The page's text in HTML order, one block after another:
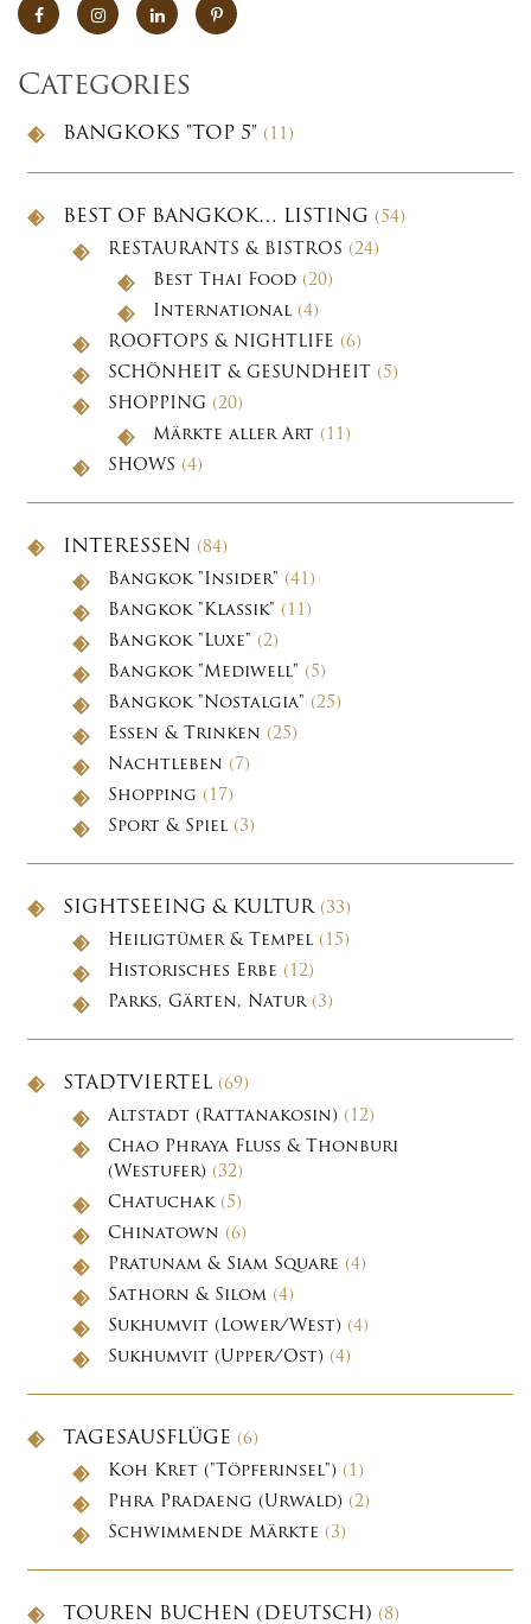
Categories
BANGKOKS "TOP 5" (11)
BEST OF BANGKOK… LISTING (54)
RESTAURANTS & BISTROS (24)
Best Thai Food (20)
International (4)
ROOFTOPS & NIGHTLIFE (6)
SCHÖNHEIT & GESUNDHEIT (5)
SHOPPING (20)
Märkte aller Art (11)
SHOWS (4)
INTERESSEN (84)
Bangkok "Insider" (41)
Bangkok "Klassik" (11)
Bangkok "Luxe" (2)
Bangkok "Mediwell" (5)
Bangkok "Nostalgia" (25)
Essen & Trinken (25)
Nachtleben (7)
Shopping (17)
Sport & Spiel (3)
SIGHTSEEING & KULTUR(33)
Heiligtümer & Tempel (15)
Historisches Erbe (12)
Parks, Gärten, Natur(3)
STADTVIERTEL (69)
Altstadt (Rattanakosin) (12)
Chao Phraya Fluss & Thonburi
(Westufer) (32)
Chatuchak(5)
Chinatown (6)
Pratunam & Siam Square (4)
Sathorn & Silom (4)
Sukhumvit (Lower/West) (4)
Sukhumvit (Upper/Ost) (4)
TAGESAUSFLÜGE (6)
Koh Kret ("Töpferinsel") (1)
Phra Pradaeng (Urwald) (2)
Schwimmende Märkte (3)
TOUREN BUCHEN (DEUTSCH) (8)